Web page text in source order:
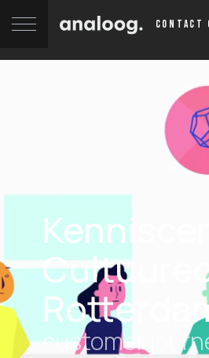
contact
customer